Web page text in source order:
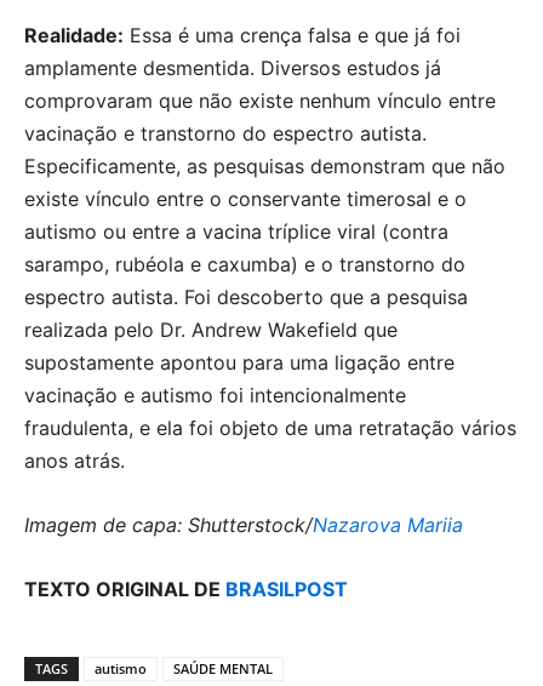
Realidade: Essa é uma crença falsa e que já foi
amplamente desmentida. Diversos estudos já
comprovaram que não existe nenhum vínculo entre
vacinação e transtorno do espectro autista.
Especificamente, as pesquisas demonstram que não
existe vínculo entre o conservante timerosal e o
autismo ou entre a vacina tríplice viral (contra
sarampo, rubéola e caxumba) e o transtorno do
espectro autista. Foi descoberto que a pesquisa
realizada pelo Dr. Andrew Wakefield que
supostamente apontou para uma ligação entre
vacinação e autismo foi intencionalmente
fraudulenta, e ela foi objeto de uma retratação vários
anos atrás.
Imagem de capa: Shutterstock/Nazarova Mariia
TEXTO ORIGINAL DE BRASILPOST
TAGS autismo
SAÚDE MENTAL